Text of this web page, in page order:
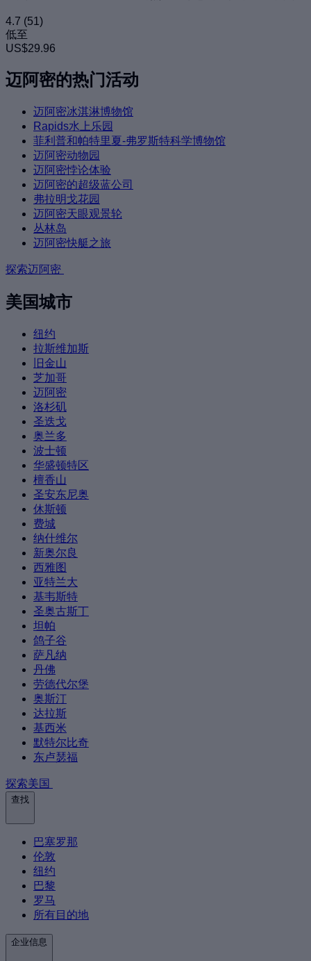
4.7 (51)
低至
US$29.96
迈阿密的热门活动
迈阿密冰淇淋博物馆
Rapids水上乐园
菲利普和帕特里夏-弗罗斯特科学博物馆
迈阿密动物园
迈阿密悖论体验
迈阿密的超级蓝公司
弗拉明戈花园
迈阿密天眼观景轮
丛林岛
迈阿密快艇之旅
探索迈阿密
美国城市
纽约
拉斯维加斯
旧金山
芝加哥
迈阿密
洛杉矶
圣迭戈
奥兰多
波士顿
华盛顿特区
檀香山
圣安东尼奥
休斯顿
费城
纳什维尔
新奥尔良
西雅图
亚特兰大
基韦斯特
圣奥古斯丁
坦帕
鸽子谷
萨凡纳
丹佛
劳德代尔堡
奥斯汀
达拉斯
基西米
默特尔比奇
东卢瑟福
探索美国
查找
巴塞罗那
伦敦
纽约
巴黎
罗马
所有目的地
企业信息